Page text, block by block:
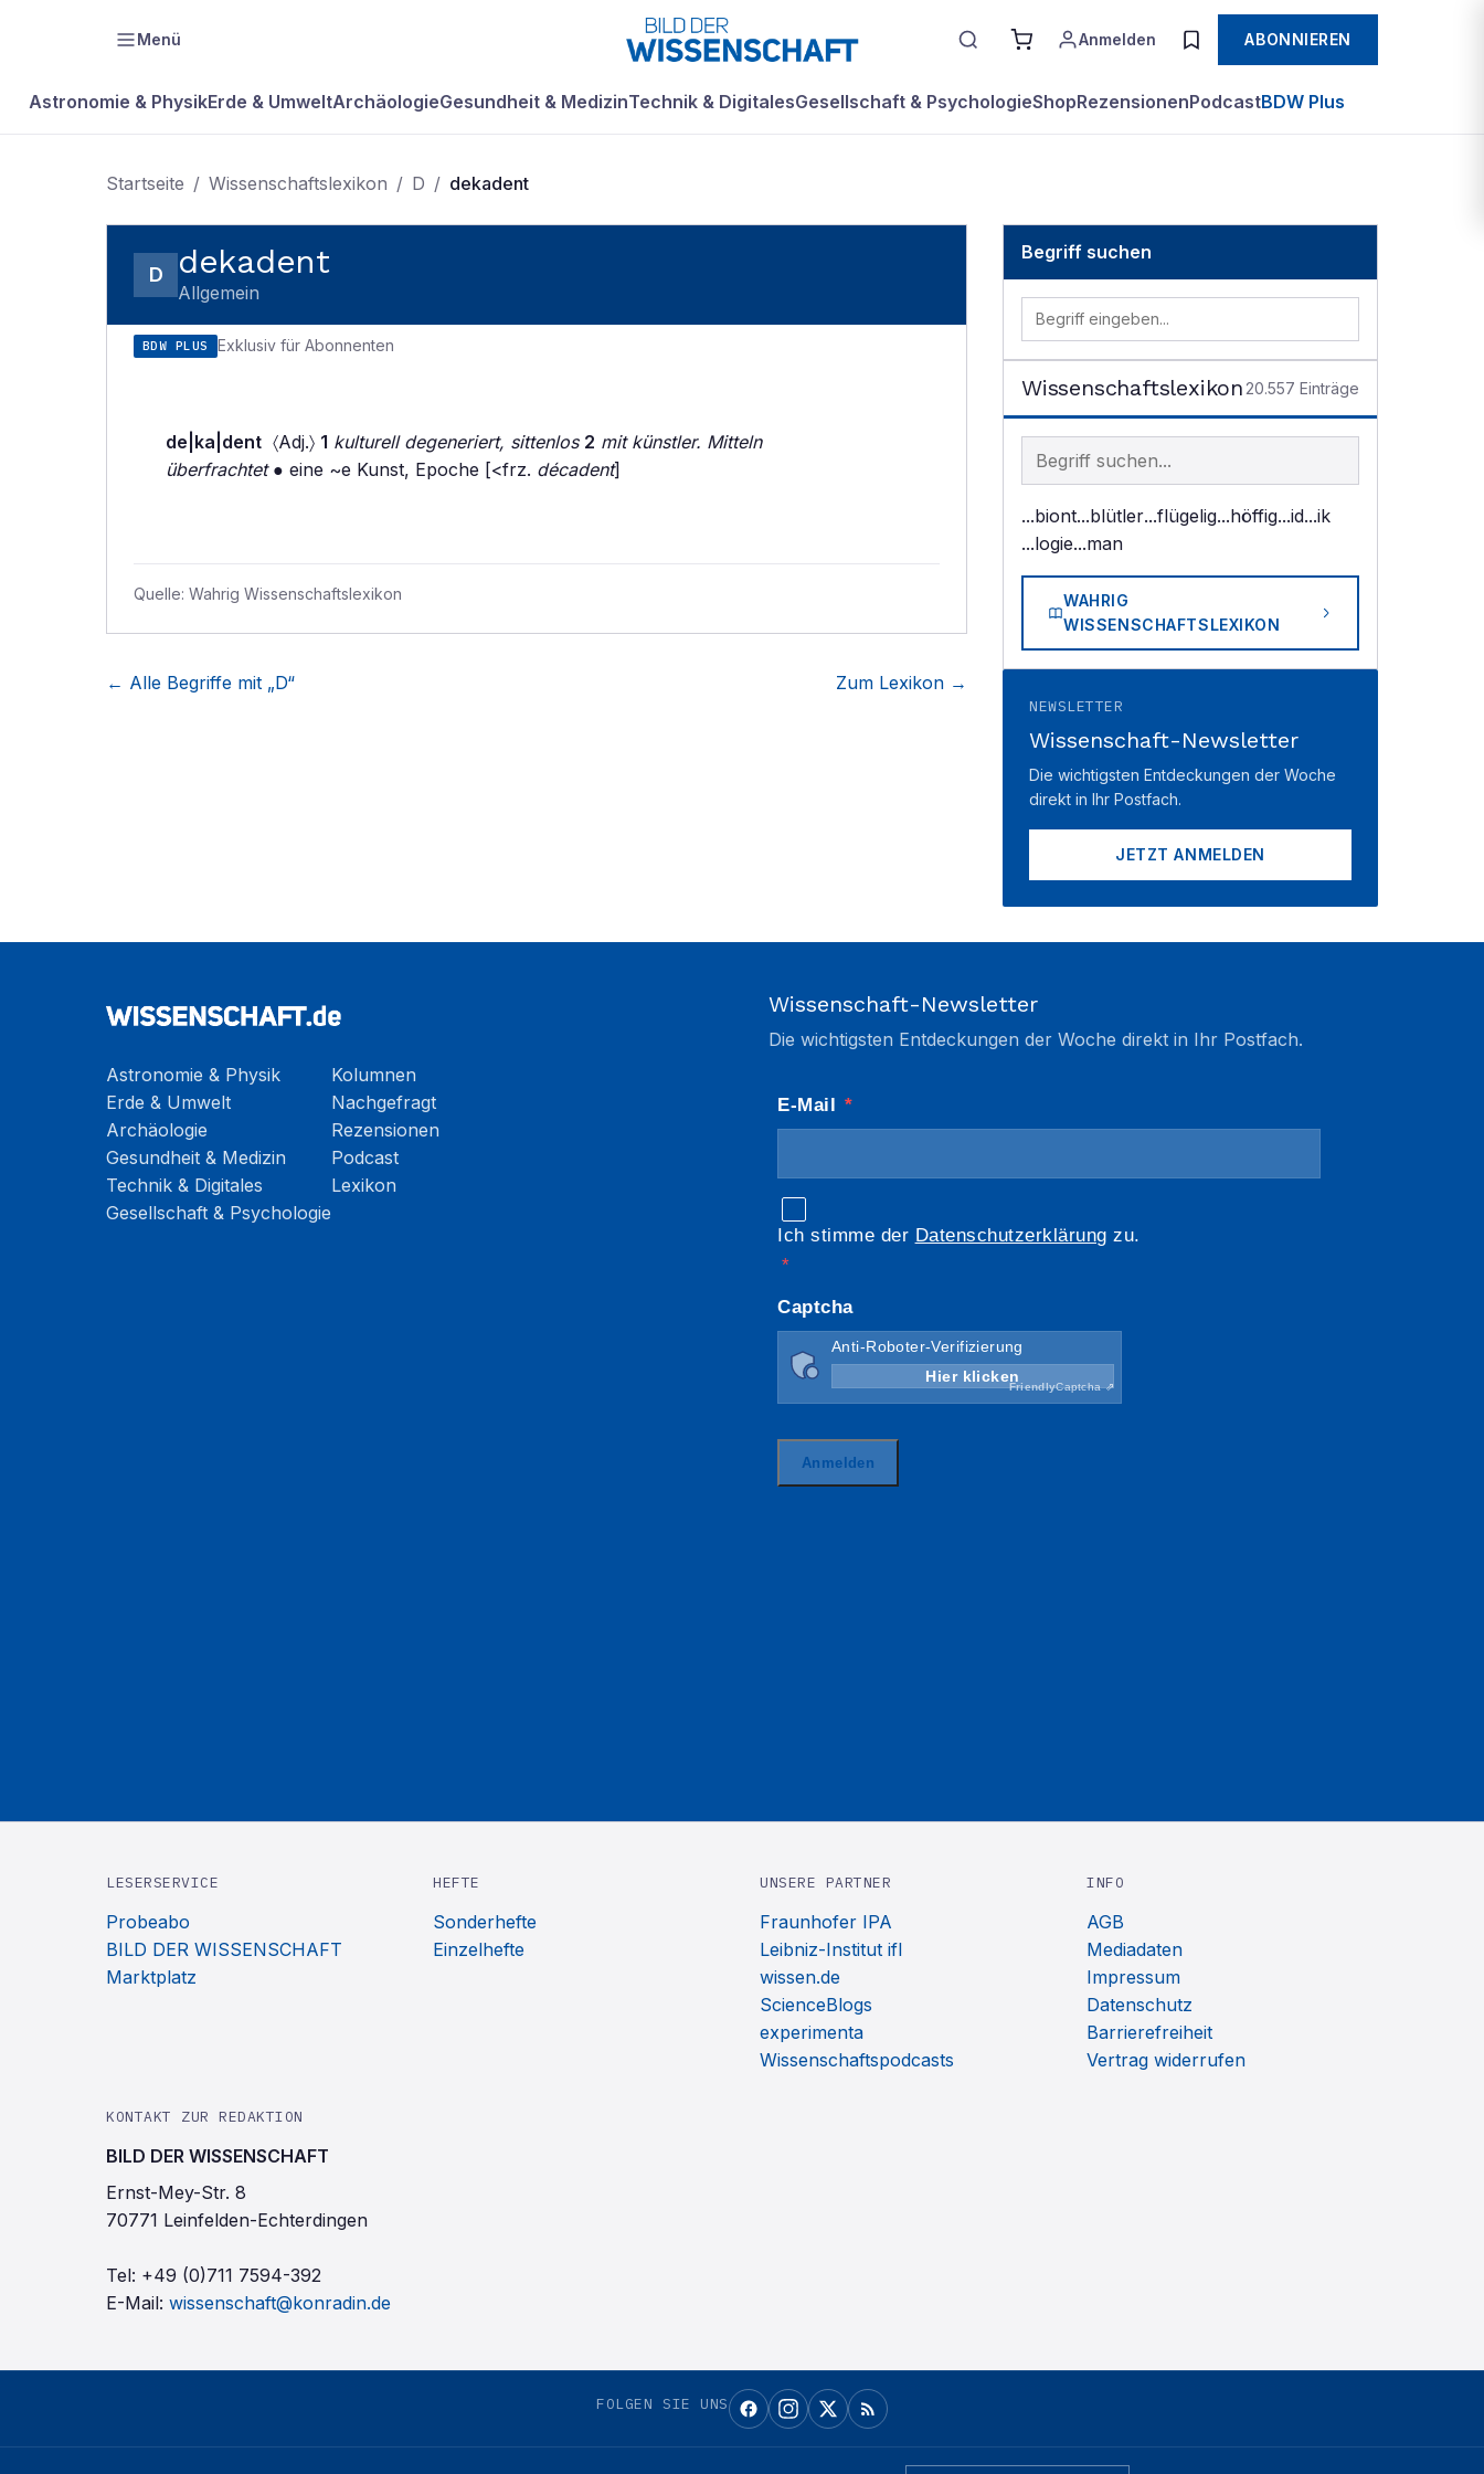
Menü Anmelden ABONNIEREN
Astronomie & PhysikErde & UmweltArchäologieGesundheit & MedizinTechnik & DigitalesGesellschaft & PsychologieShopRezensionenPodcastBDW Plus
Startseite / Wissenschaftslexikon / D / dekadent
D dekadent
Allgemein
BDW PLUS Exklusiv für Abonnenten
de|ka|dent 〈Adj.〉 1 kulturell degeneriert, sittenlos 2 mit künstler. Mitteln
überfrachtet● eine ~e Kunst, Epoche [<frz. décadent]
Quelle: Wahrig Wissenschaftslexikon
← Alle Begriffe mit „D“ Zum Lexikon →
Begriff suchen
Wissenschaftslexikon 20.557 Einträge
Begriff im Lexikon suchen
...biont...blütler...flügelig...höffig...id...ik
...logie...man
WAHRIG
WISSENSCHAFTSLEXIKON
NEWSLETTER
Wissenschaft-Newsletter
Die wichtigsten Entdeckungen der Woche
direkt in Ihr Postfach.
JETZT ANMELDEN
Astronomie & Physik
Erde & Umwelt
Archäologie
Gesundheit & Medizin
Technik & Digitales
Gesellschaft & Psychologie
Kolumnen
Nachgefragt
Rezensionen
Podcast
Lexikon
Wissenschaft-Newsletter
Die wichtigsten Entdeckungen der Woche direkt in Ihr Postfach.
LESERSERVICE
Probeabo
BILD DER WISSENSCHAFT
Marktplatz
HEFTE
Sonderhefte
Einzelhefte
UNSERE PARTNER
Fraunhofer IPA
Leibniz-Institut ifl
wissen.de
ScienceBlogs
experimenta
Wissenschaftspodcasts
INFO
AGB
Mediadaten
Impressum
Datenschutz
Barrierefreiheit
Vertrag widerrufen
KONTAKT ZUR REDAKTION
BILD DER WISSENSCHAFT
Ernst-Mey-Str. 8
70771 Leinfelden-Echterdingen
Tel: +49 (0)711 7594-392
E-Mail: wissenschaft@konradin.de
FOLGEN SIE UNS